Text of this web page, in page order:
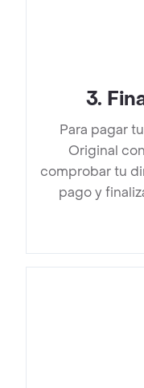
3.
Para pagar
Original
comprobar tu
pago y